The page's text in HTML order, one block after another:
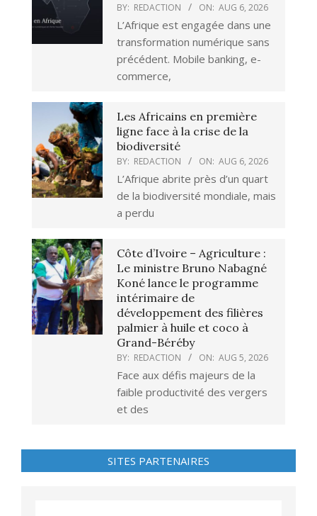
BY: REDACTION ON: AUG 6, 2026
L’Afrique est engagée dans une
transformation numérique sans
précédent. Mobile banking, e-
commerce,
Les Africains en première
ligne face à la crise de la
biodiversité
BY: REDACTION ON: AUG 6, 2026
L’Afrique abrite près d’un quart
de la biodiversité mondiale, mais
a perdu
Côte d’Ivoire – Agriculture :
Le ministre Bruno Nabagné
Koné lance le programme
intérimaire de
développement des filières
palmier à huile et coco à
Grand-Béréby
BY: REDACTION ON: AUG 5, 2026
Face aux défis majeurs de la
faible productivité des vergers
et des
SITES PARTENAIRES